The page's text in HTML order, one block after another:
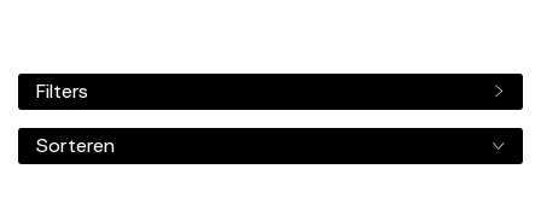
Filters
Sorteren